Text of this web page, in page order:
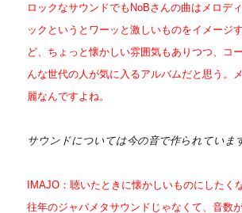
ロックなサウンドでもNoBさんの曲はメロデ
ックというとワーッと激しいものをイメージ
ど、ちょっと懐かしい雰囲気もありつつ、コ
んな世代の人が気に入るアルバムだと思う。
麗なんですよね。
サウンドについては今の音で作られていま
IMAJO：聴いたときに懐かしいものにしたく
往年のジャパメタサウンドじゃなくて、音数